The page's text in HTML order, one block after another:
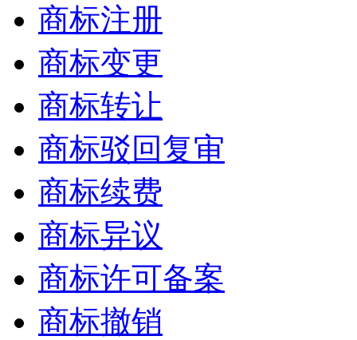
商标注册
商标变更
商标转让
商标驳回复审
商标续费
商标异议
商标许可备案
商标撤销